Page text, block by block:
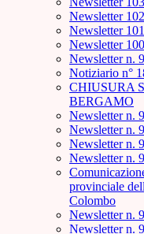
Newsletter
Newsletter
Newsletter
Newsletter n.
Notiziario n°
CHIUSURA
BERGAMO
Newsletter n.
Newsletter n.
Newsletter n.
Newsletter n.
provinciale
Colombo
Newsletter n.
Newsletter n.